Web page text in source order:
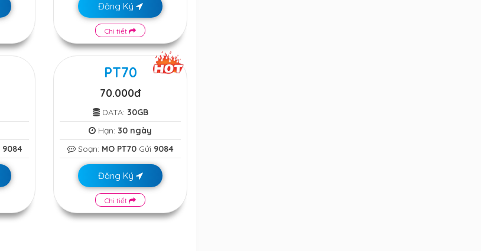
Đăng Ký
Chi tiết
9084
PT70
70.000đ
DATA: 30GB
Hạn: 30 ngày
Soạn: MO PT70Gửi 9084
Đăng Ký
Chi tiết